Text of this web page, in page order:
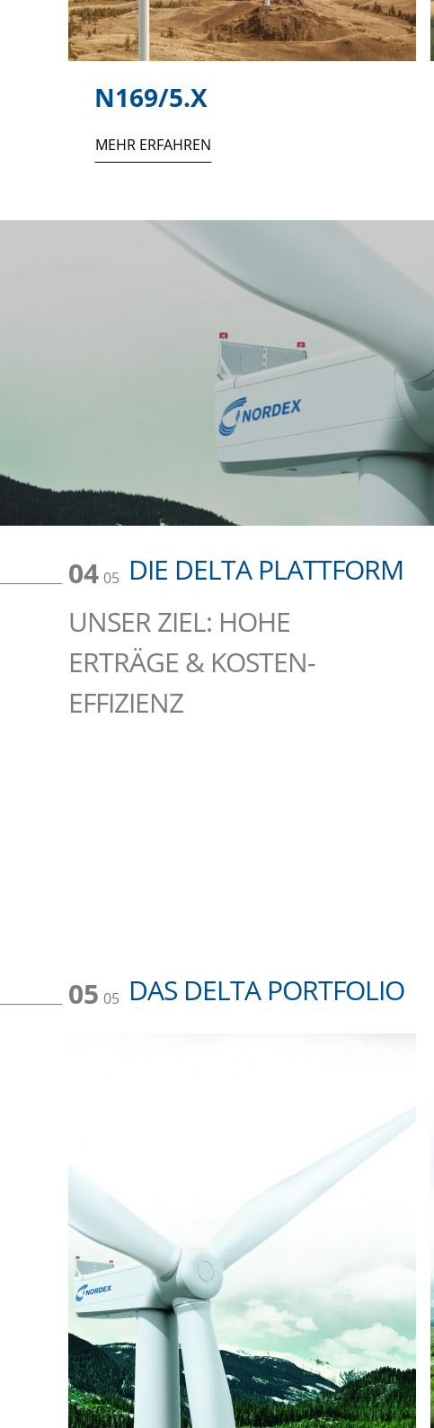
N169/5.X
MEHR ERFAHREN
04 05 DIE DELTA PLATTFORM
UNSER ZIEL: HOHE
ERTRÄGE & KOSTEN-
EFFIZIENZ
05 05 DAS DELTA PORTFOLIO